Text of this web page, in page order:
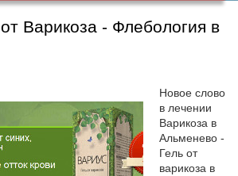
Варикоза - Флебология в
Новое слово
в лечении
Варикоза в
Альменево -
Гель от
варикоза в